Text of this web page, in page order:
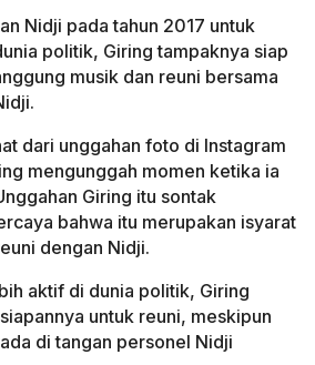
Nidji pada tahun 2017 untuk
politik, Giring tampaknya siap
musik dan reuni bersama
dari unggahan foto di Instagram
mengunggah momen ketika ia
Giring itu sontak
bahwa itu merupakan isyarat
dengan Nidji.
aktif di dunia politik, Giring
untuk reuni, meskipun
di tangan personel Nidji